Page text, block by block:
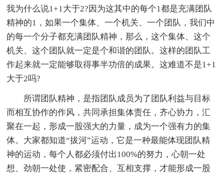
我为什么说1+1大于2?因为这其中的每个1都是充满团队
精神的1，如果一个集体、一个机关、一个团队，我们中
的每一个分子都充满团队精神，那么，这个集体、这个
机关、这个团队就一定是个和谐的团队。这样的团队工
作起来就一定能够取得事半功倍的成果。这难道不是1+1
大于2吗?
所谓团队精神，是指团队成员为了团队利益与目标
而相互协作的作风，共同承担集体责任，齐心协力，汇
聚在一起，形成一股强大的力量，成为一个强有力的集
体。大家都知道“拔河”运动，它是一种最能体现团队精
神的运动，每个人都必须付出100%的努力，心朝一处
想、劲朝一处使，紧密配合、互相支撑，才能形成一股